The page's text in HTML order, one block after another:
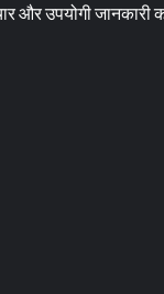
और उपयोगी जानकारी